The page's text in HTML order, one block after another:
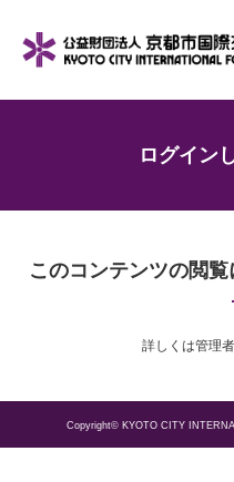
ログイン
このコンテンツの閲覧
詳しくは管理
Copyright© KYOTO CITY